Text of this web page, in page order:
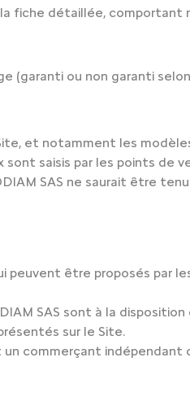
la fiche détaillée, comportant
(garanti ou non garanti
et notamment les
saisis par les points de
SAS ne saurait être
être proposés par
SAS sont à la
sur le Site.
commerçant indépendant